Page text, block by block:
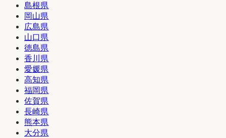
島根県
岡山県
広島県
山口県
徳島県
香川県
愛媛県
高知県
福岡県
佐賀県
長崎県
熊本県
大分県